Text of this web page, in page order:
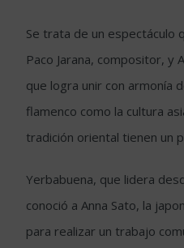
Se trata de un espectáculo
Paco Jarana, compositor, y
que logra unir con armonía
flamenco como la cultura
tradición oriental tienen un
Yerbabuena, que lidera
conoció a Anna Sato, la
para realizar un trabajo